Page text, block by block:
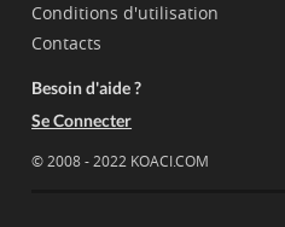
Conditions d'utilisation
Contacts
Besoin d'aide ?
Se Connecter
© 2008 - 2022 KOACI.COM